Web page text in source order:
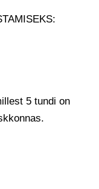
5 tundi on